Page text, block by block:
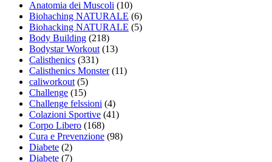
Anatomia dei Muscoli (10)
Biohaching NATURALE (6)
Biohacking NATURALE (5)
Body Building (218)
Bodystar Workout(13)
Calisthenics (331)
Calisthenics Monster(11)
caliworkout(5)
Challenge (15)
Challenge felssioni (4)
Colazioni Sportive (41)
Corpo Libero (168)
Cura e Prevenzione (98)
Diabete (2)
Diabete (7)